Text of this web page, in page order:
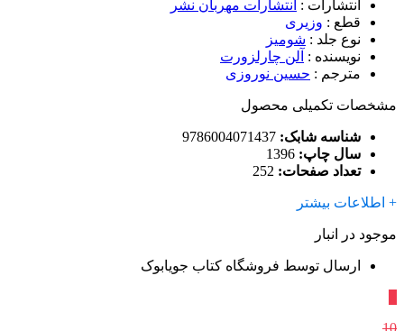
انتشارات : انتشارات مهربان نشر
قطع : وزیری
نوع جلد : شومیز
نویسنده : آلن چارلزورت
مترجم : حسین نوروزی
مشخصات تکمیلی محصول
شناسه شابک:
سال چاپ:
تعداد صفحات:
+ اطلاعات بیشتر
موجود در انبار
ارسال توسط فروشگاه کتاب جویابوک